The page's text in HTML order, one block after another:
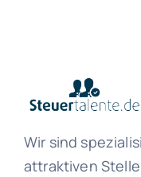
Wir sind
attraktiven